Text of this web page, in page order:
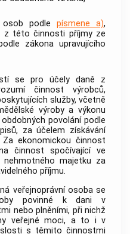
osob podlepísmene a),
z této činnosti příjmy ze
zákona upravujícího
se pro účely daně z
činnost výrobců,
služby, včetně
výroby a výkonu
povolání podle
za účelem získávání
Za ekonomickou činnost
činnost spočívající ve
majetku za
příjmu.
veřejnoprávní osoba se
povinné k dani v
nebo plněními, při nichž
veřejné moci, a to i v
s těmito činnostmi